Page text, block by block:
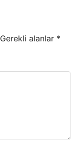
Gerekli alanlar *